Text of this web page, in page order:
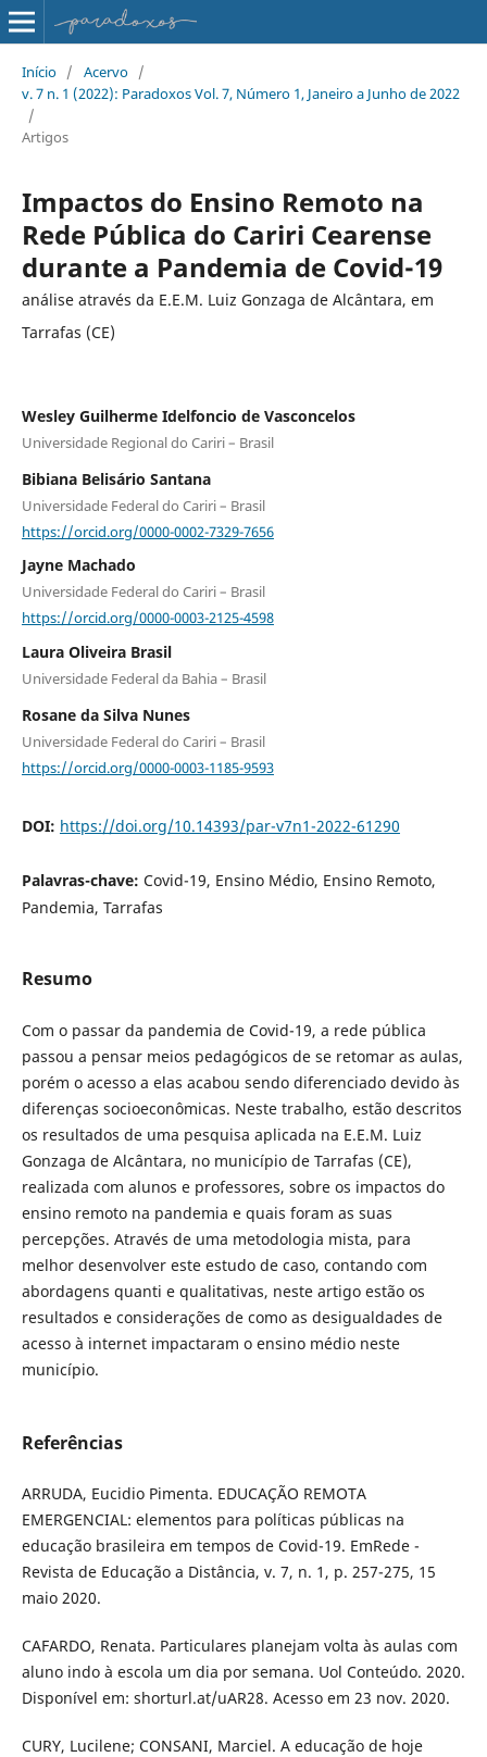
Início / Acervo /
v. 7 n. 1 (2022): Paradoxos Vol. 7, Número 1, Janeiro a Junho de 2022
/
Artigos
Impactos do Ensino Remoto na
Rede Pública do Cariri Cearense
durante a Pandemia de Covid-19
análise através da E.E.M. Luiz Gonzaga de Alcântara, em
Tarrafas (CE)
Wesley Guilherme Idelfoncio de Vasconcelos
Universidade Regional do Cariri – Brasil
Bibiana Belisário Santana
Universidade Federal do Cariri – Brasil
https://orcid.org/0000-0002-7329-7656
Jayne Machado
Universidade Federal do Cariri – Brasil
https://orcid.org/0000-0003-2125-4598
Laura Oliveira Brasil
Universidade Federal da Bahia – Brasil
Rosane da Silva Nunes
Universidade Federal do Cariri – Brasil
https://orcid.org/0000-0003-1185-9593
DOI: https://doi.org/10.14393/par-v7n1-2022-61290
Palavras-chave: Covid-19, Ensino Médio, Ensino Remoto,
Pandemia, Tarrafas
Resumo
Com o passar da pandemia de Covid-19, a rede pública
passou a pensar meios pedagógicos de se retomar as aulas,
porém o acesso a elas acabou sendo diferenciado devido às
diferenças socioeconômicas. Neste trabalho, estão descritos
os resultados de uma pesquisa aplicada na E.E.M. Luiz
Gonzaga de Alcântara, no município de Tarrafas (CE),
realizada com alunos e professores, sobre os impactos do
ensino remoto na pandemia e quais foram as suas
percepções. Através de uma metodologia mista, para
melhor desenvolver este estudo de caso, contando com
abordagens quanti e qualitativas, neste artigo estão os
resultados e considerações de como as desigualdades de
acesso à internet impactaram o ensino médio neste
município.
Referências
ARRUDA, Eucidio Pimenta. EDUCAÇÃO REMOTA
EMERGENCIAL: elementos para políticas públicas na
educação brasileira em tempos de Covid-19. EmRede -
Revista de Educação a Distância, v. 7, n. 1, p. 257-275, 15
maio 2020.
CAFARDO, Renata. Particulares planejam volta às aulas com
aluno indo à escola um dia por semana. Uol Conteúdo. 2020.
Disponível em: shorturl.at/uAR28. Acesso em 23 nov. 2020.
CURY, Lucilene; CONSANI, Marciel. A educação de hoje